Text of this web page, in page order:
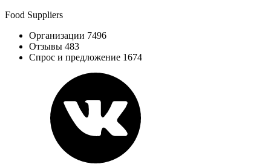
Food Suppliers
Организации 7496
Отзывы 483
Спрос и предложение 1674